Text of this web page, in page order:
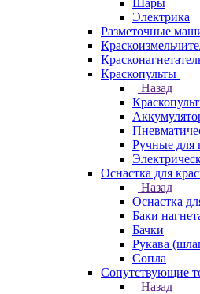
Шары
Электрика
Разметочные
Краскопульты
Назад
Ручные для
Оснастка для
Назад
Оснастка
Баки
Бачки
Рукава
Сопла
Сопутствующие
Назад